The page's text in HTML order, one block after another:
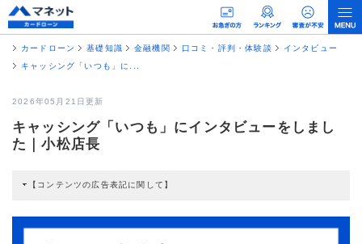
カードローン 基礎知識 金融機関 口コミ・評判・体験談
インタビュー
キャッシング「いつも」に...
2026年05月21日更新
キャッシング「いつも」にインタビューをしまし
た｜小松店長
【コンテンツの広告表記に関して】